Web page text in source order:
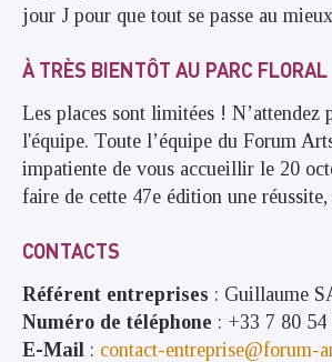
jour J pour que tout se passe au
À TRÈS BIENTÔT AU PARC FLORAL
Les places sont limitées ! N’attendez
l'équipe. Toute l’équipe du Forum
impatiente de vous accueillir le 20
faire de cette 47e édition une réussite,
CONTACTS
Référent entreprises : Guillaume
Numéro de téléphone : +33 7 80 54
E-Mail : contact-entreprise@forum-